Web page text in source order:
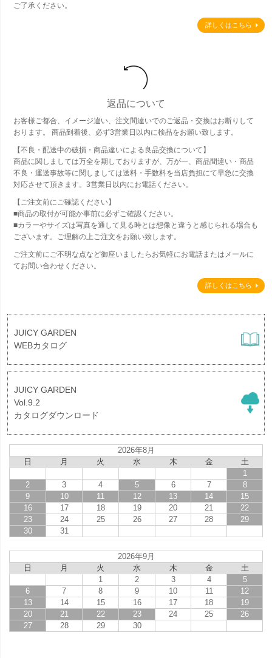
ご了承ください。
詳しくはこちら
返品について
お客様ご都合、イメージ違い、注文間違いでのご返品・交換はお断りして
おります。 商品到着後、必ず3営業日以内に検品をお願い致します。
【不良・配送中の破損・商品違いによる良品交換について】
商品に関しましては万全を期しておりますが、万が一、商品間違い・商品
不良・運送事故等に関しましては送料・手数料を当店負担にて早急に交換
対応させて頂きます。3営業日以内にお電話ください。
【ご注文前にご確認ください】
■商品の取付が可能か事前に必ずご確認ください。
■カラーやサイズは写真を通して見る時とは想像と違うと感じられる場合も
ございます。ご理解の上ご注文をお願い致します。
ご注文前にご不明な点など御座いましたらお気軽にお電話またはメールに
てお問い合わせください。
詳しくはこちら
JUICY GARDEN
WEBカタログ
JUICY GARDEN
Vol.9.2
カタログダウンロード
2026年8月
日
月 火 水 木 金
土
1
2
3 4 5 6 7
8
9
10 11 12 13 14
15
16
17 18 19 20 21
22
23
24 25 26 27 28
29
30
31
2026年9月
日
月 火 水 木 金
土
1
2 3 4
5
6
7 8 9 10 11
12
13
14 15 16 17 18
19
20
21 22 23 24 25
26
27
28 29 30